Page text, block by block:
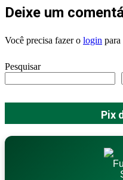
Deixe um
Você precisa fazer o login
Pesquisar
Pix